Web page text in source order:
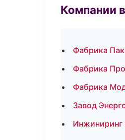
Компании
Фабрика
Фабрика
Фабрика
Завод
Инжиниринг